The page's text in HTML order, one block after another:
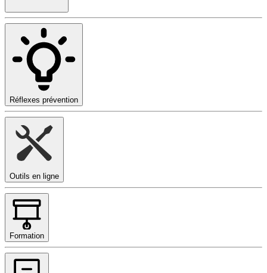
Réflexes prévention
Outils en ligne
Formation